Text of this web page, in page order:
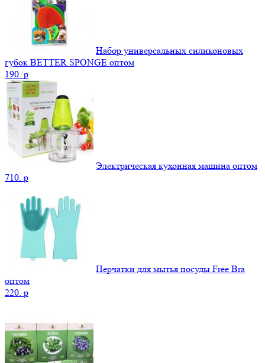
Набор универсальных силиконовых
губок BETTER SPONGE оптом
190. p
Электрическая кухонная машина оптом
710. p
Перчатки для мытья посуды Free Bra
оптом
220. p